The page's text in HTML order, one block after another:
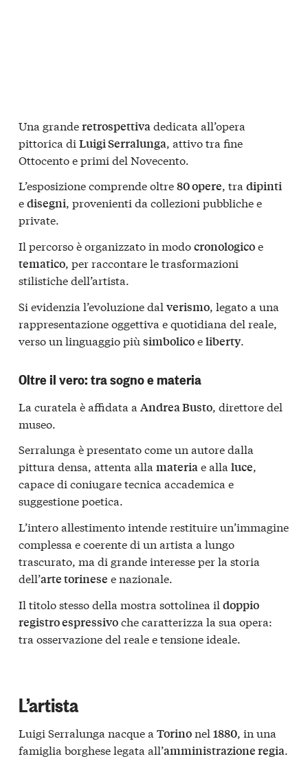
Una granderetrospettivadedicata all’opera
pittorica di Luigi Serralunga, attivo tra fine
Ottocento e primi del Novecento.
L’esposizione comprende oltre80 opere, tra dipinti
edisegni, provenienti da collezioni pubbliche e
private.
Il percorso è organizzato in modocronologicoe
tematico, per raccontare le trasformazioni
stilistiche dell’artista.
Si evidenzia l’evoluzione dal verismo, legato a una
rappresentazione oggettiva e quotidiana del reale,
verso un linguaggio più simbolicoeliberty.
Oltre il vero: tra sogno e materia
La curatela è affidata a Andrea Busto, direttore del
museo.
Serralunga è presentato come un autore dalla
pittura densa, attenta alla materiae alla luce,
capace di coniugare tecnica accademica e
suggestione poetica.
L’intero allestimento intende restituire un’immagine
complessa e coerente di un artista a lungo
trascurato, ma di grande interesse per la storia
dell’arte torinese e nazionale.
Il titolo stesso della mostra sottolinea il doppio
registro espressivoche caratterizza la sua opera:
tra osservazione del reale e tensione ideale.
L’artista
Luigi Serralunga nacque a Torinonel 1880, in una
famiglia borghese legata all’amministrazione regia.